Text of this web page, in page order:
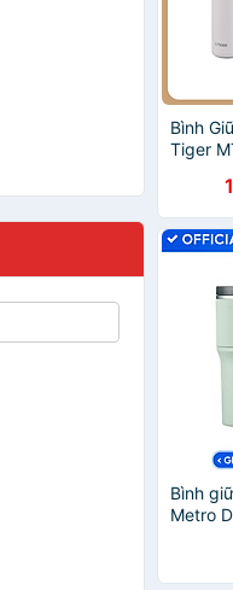
Bình
Tiger
Bình
Metro
Hàng
hút cọ